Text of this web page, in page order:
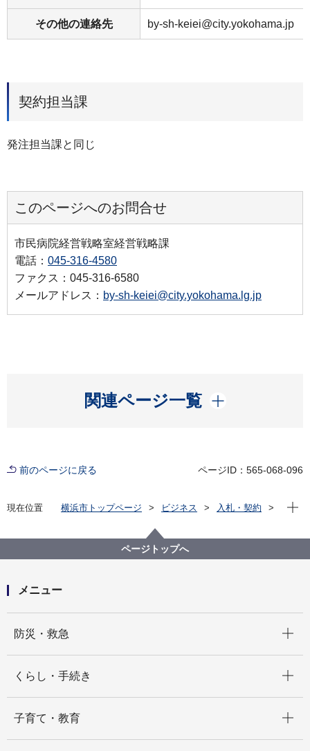
その他の連絡先 by-sh-keiei@city.yokohama.jp
契約担当課
発注担当課と同じ
このページへのお問合せ
市民病院経営戦略室経営戦略課
電話： 045-316-4580
ファクス：045-316-6580
メールアドレス： by-sh-keiei@city.yokohama.lg.jp
関連ページ一覧
開く
前のページに戻る ページID：565-068-096
現在位置 横浜市トップページ ビジネス
入札・契約
【公募型指名競争入札】診療報酬請求精度調査等業務
委託
現在
ページトップへ
メニュー
防災・救急
くらし・手続き
子育て・教育